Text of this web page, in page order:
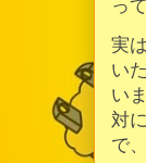
っ
実
い
い
対
で